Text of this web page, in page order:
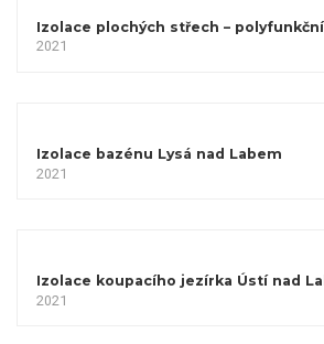
Izolace plochých střech –
2021
Izolace bazénu Lysá nad Labem
2021
Izolace koupacího jezírka Ústí nad
2021